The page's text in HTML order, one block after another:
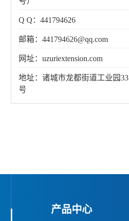
Q Q：441794626
邮箱：441794626@qq.com
网址：uzuriextension.com
地址：诸城市龙都街道工业园33
号
产品中心